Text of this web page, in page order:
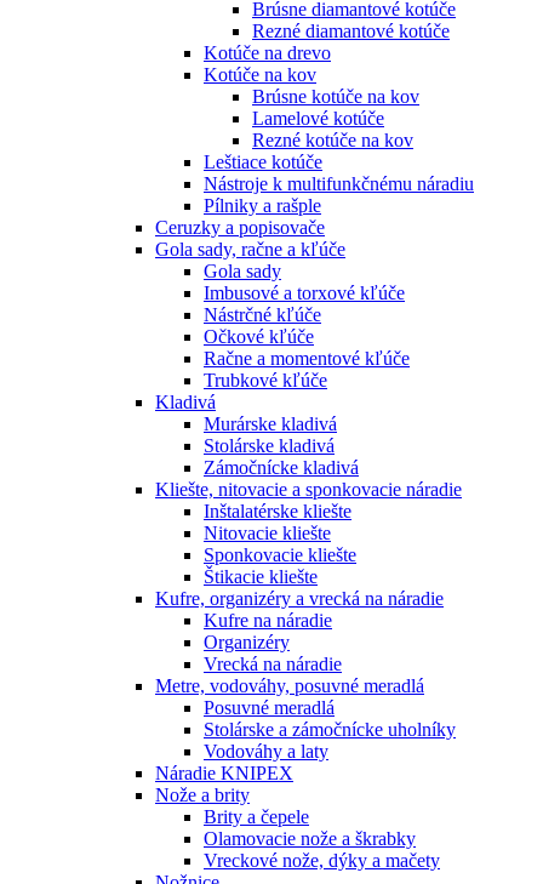
Brúsne diamantové kotúče
Rezné diamantové kotúče
Kotúče na drevo
Kotúče na kov
Brúsne kotúče na kov
Lamelové kotúče
Rezné kotúče na kov
Leštiace kotúče
Nástroje k multifunkčnému náradiu
Pílniky a rašple
Ceruzky a popisovače
Gola sady, račne a kľúče
Gola sady
Imbusové a torxové kľúče
Nástrčné kľúče
Očkové kľúče
Račne a momentové kľúče
Trubkové kľúče
Kladivá
Murárske kladivá
Stolárske kladivá
Zámočnícke kladivá
Kliešte, nitovacie a sponkovacie náradie
Inštalatérske kliešte
Nitovacie kliešte
Sponkovacie kliešte
Štikacie kliešte
Kufre, organizéry a vrecká na náradie
Kufre na náradie
Organizéry
Vrecká na náradie
Metre, vodováhy, posuvné meradlá
Posuvné meradlá
Stolárske a zámočnícke uholníky
Vodováhy a laty
Náradie KNIPEX
Nože a brity
Brity a čepele
Olamovacie nože a škrabky
Vreckové nože, dýky a mačety